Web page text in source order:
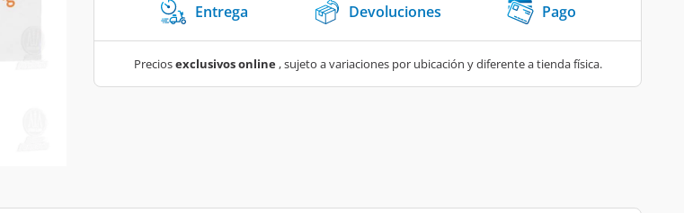
Entrega Devoluciones Pago
Preciosexclusivos online, sujeto a variaciones por ubicación y diferente a tienda física.